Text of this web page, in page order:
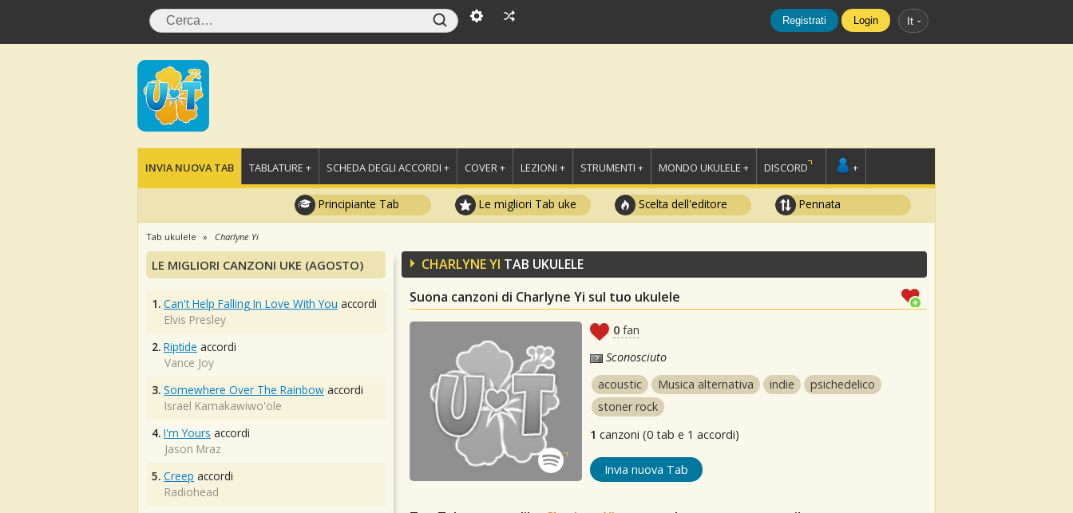
Registrati Login It
INVIA NUOVA TAB TABLATURE + SCHEDA DEGLI ACCORDI + COVER + LEZIONI + STRUMENTI + MONDO UKULELE + DISCORD +
Principiante Tab Le migliori Tab uke Scelta dell'editore Pennata
Tab ukulele Charlyne Yi
CHARLYNE YI TAB UKULELE
Suona canzoni di Charlyne Yi sul tuo ukulele
0 fan
Sconosciuto
acoustic
Musica alternativa indie
psichedelico
stoner rock
1 canzoni (0 tab e 1 accordi)
Invia nuova Tab
LE MIGLIORI CANZONI UKE (AGOSTO)
1. Can't Help Falling In Love With You accordi
Elvis Presley
2. Riptide accordi
Vance Joy
3. Somewhere Over The Rainbow accordi
Israel Kamakawiwo'ole
4. I'm Yours accordi
Jason Mraz
5. Creep accordi
Radiohead